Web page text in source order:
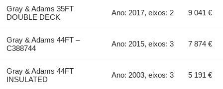
Gray & Adams 35FT
DOUBLE DECK
Ano: 2017, eixos: 2 9 041 €
Gray & Adams 44FT –
C388744
Ano: 2015, eixos: 3 7 874 €
Gray & Adams 44FT
INSULATED
Ano: 2003, eixos: 3 5 191 €